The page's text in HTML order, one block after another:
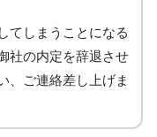
てしまうことになる
社の内定を辞退させ
、ご連絡差し上げま